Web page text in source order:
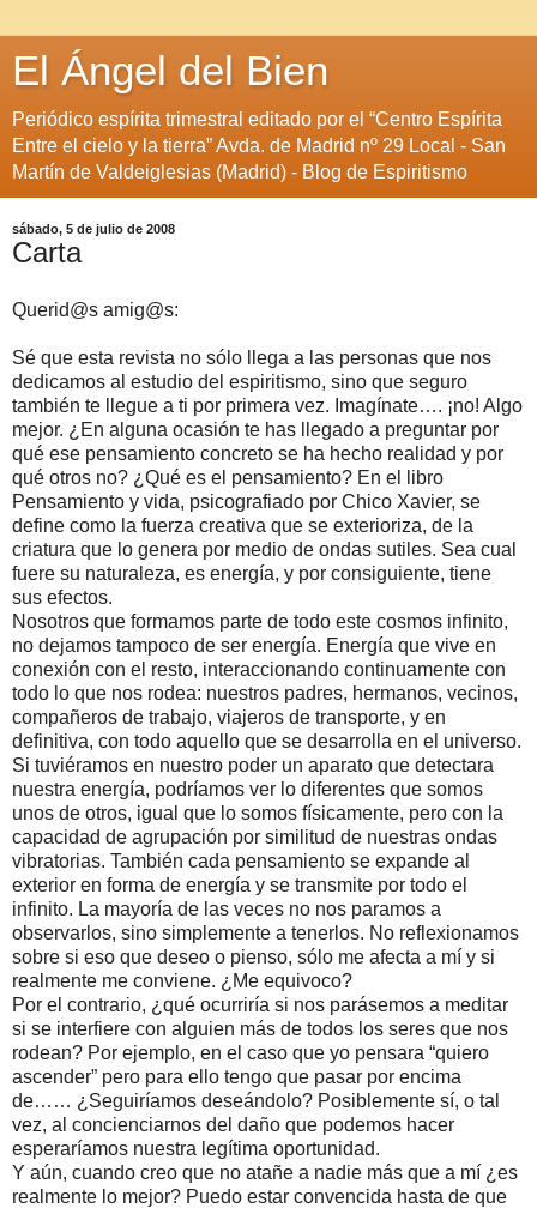
El Ángel del Bien
Periódico espírita trimestral editado por el “Centro Espírita
Entre el cielo y la tierra” Avda. de Madrid nº 29 Local - San
Martín de Valdeiglesias (Madrid) - Blog de Espiritismo
sábado, 5 de julio de 2008
Carta
Querid@s amig@s:
Sé que esta revista no sólo llega a las personas que nos
dedicamos al estudio del espiritismo, sino que seguro
también te llegue a ti por primera vez. Imagínate…. ¡no! Algo
mejor. ¿En alguna ocasión te has llegado a preguntar por
qué ese pensamiento concreto se ha hecho realidad y por
qué otros no? ¿Qué es el pensamiento? En el libro
Pensamiento y vida, psicografiado por Chico Xavier, se
define como la fuerza creativa que se exterioriza, de la
criatura que lo genera por medio de ondas sutiles. Sea cual
fuere su naturaleza, es energía, y por consiguiente, tiene
sus efectos.
Nosotros que formamos parte de todo este cosmos infinito,
no dejamos tampoco de ser energía. Energía que vive en
conexión con el resto, interaccionando continuamente con
todo lo que nos rodea: nuestros padres, hermanos, vecinos,
compañeros de trabajo, viajeros de transporte, y en
definitiva, con todo aquello que se desarrolla en el universo.
Si tuviéramos en nuestro poder un aparato que detectara
nuestra energía, podríamos ver lo diferentes que somos
unos de otros, igual que lo somos físicamente, pero con la
capacidad de agrupación por similitud de nuestras ondas
vibratorias. También cada pensamiento se expande al
exterior en forma de energía y se transmite por todo el
infinito. La mayoría de las veces no nos paramos a
observarlos, sino simplemente a tenerlos. No reflexionamos
sobre si eso que deseo o pienso, sólo me afecta a mí y si
realmente me conviene. ¿Me equivoco?
Por el contrario, ¿qué ocurriría si nos parásemos a meditar
si se interfiere con alguien más de todos los seres que nos
rodean? Por ejemplo, en el caso que yo pensara “quiero
ascender” pero para ello tengo que pasar por encima
de…… ¿Seguiríamos deseándolo? Posiblemente sí, o tal
vez, al concienciarnos del daño que podemos hacer
esperaríamos nuestra legítima oportunidad.
Y aún, cuando creo que no atañe a nadie más que a mí ¿es
realmente lo mejor? Puedo estar convencida hasta de que